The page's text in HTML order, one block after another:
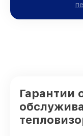
Гарантии